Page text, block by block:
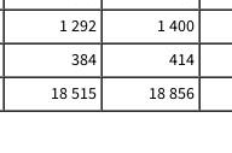
1 292
1 400
384
414
18 515 18 856